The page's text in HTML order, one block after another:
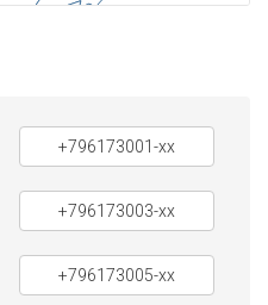
+796173001-xx
+796173003-xx
+796173005-xx